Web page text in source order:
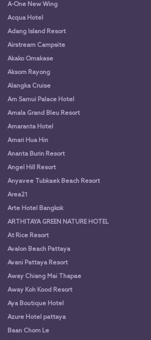
A-One New Wing
Acqua Hotel
Adang Island Resort
Airstream Campsite
Akako Omakase
Aksorn Rayong
Alangka Cruise
Am Samui Palace Hotel
Amala Grand Bleu Resort
Amaranta Hotel
Amari Hua Hin
Ananta Burin Resort
Angel Hill Resort
Anyavee Tubkaek Beach Resort
Area21
Arte Hotel Bangkok
ARTHITAYA GREEN NATURE HOTEL
At Rice Resort
Avalon Beach Pattaya
Avani Pattaya Resort
Away Chiang Mai Thapae
Away Koh Kood Resort
Aya Boutique Hotel
Azure Hotel pattaya
Baan Chom Le